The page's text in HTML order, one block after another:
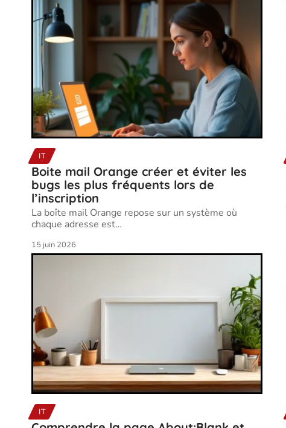
IT
Boite mail Orange créer et éviter les
bugs les plus fréquents lors de
l’inscription
La boîte mail Orange repose sur un système où
chaque adresse est…
15 juin 2026
IT